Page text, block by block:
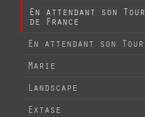
En attendant son Tour
de France
En attendant son Tour
Marie
Landscape
Extase